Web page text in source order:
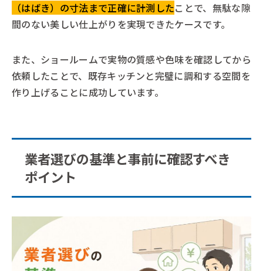
（はばき）の寸法まで正確に計測したことで、無駄な隙
間のない美しい仕上がりを実現できたケースです。
また、ショールームで実物の質感や色味を確認してから
依頼したことで、既存キッチンと完璧に調和する空間を
作り上げることに成功しています。
業者選びの基準と事前に確認すべき
ポイント